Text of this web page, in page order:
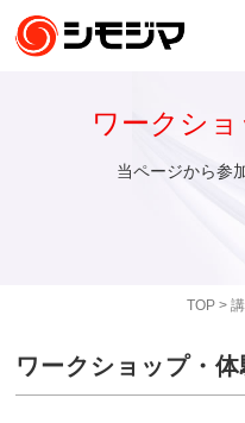
TOP>
ワークシ
当ページから参
ワークショップ・